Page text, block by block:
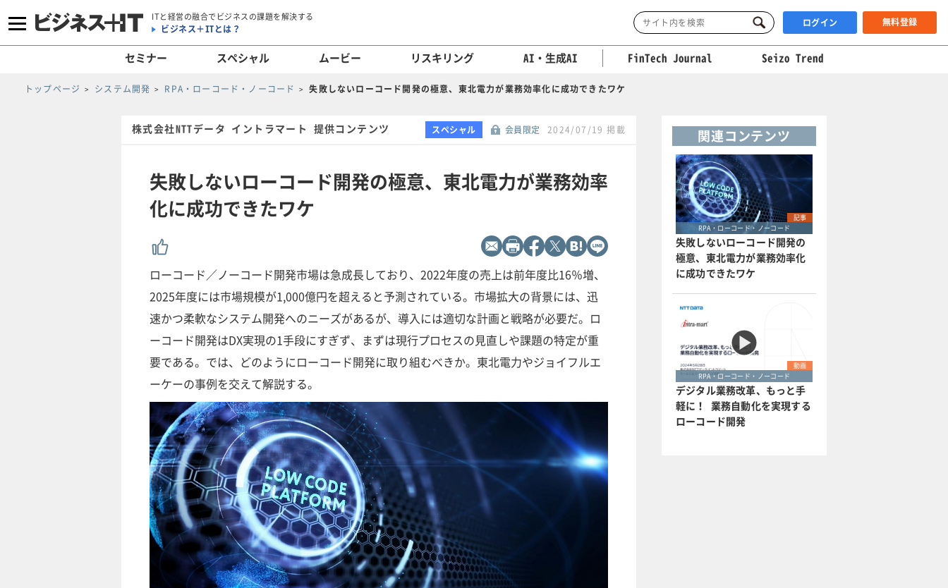
ITと経営の融合でビジネスの課題を解決する
ビジネス＋ITとは？ ログイン 無料登録
セミナー スペシャル ムービー リスキリング AI・生成AI FinTech Journal Seizo Trend
トップページ システム開発 RPA・ローコード・ノーコード 失敗しないローコード開発の極意、東北電力が業務効率化に成功できたワケ
株式会社NTTデータ イントラマート 提供コンテンツ スペシャル 会員限定 2024/07/19 掲載
失敗しないローコード開発の極意、東北電力が業務効率
化に成功できたワケ
ローコード／ノーコード開発市場は急成長しており、2022年度の売上は前年度比16％増、
2025年度には市場規模が1,000億円を超えると予測されている。市場拡大の背景には、迅
速かつ柔軟なシステム開発へのニーズがあるが、導入には適切な計画と戦略が必要だ。ロ
ーコード開発はDX実現の1手段にすぎず、まずは現行プロセスの見直しや課題の特定が重
要である。では、どのようにローコード開発に取り組むべきか。東北電力やジョイフルエ
ーケーの事例を交えて解説する。
関連コンテンツ
記事
RPA・ローコード・ノーコード
失敗しないローコード開発の
極意、東北電力が業務効率化
に成功できたワケ
動画
RPA・ローコード・ノーコード
デジタル業務改革、もっと手
軽に！ 業務自動化を実現する
ローコード開発